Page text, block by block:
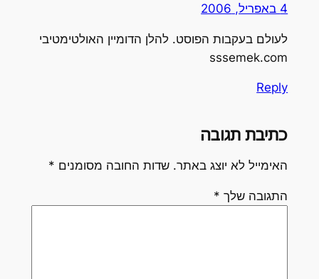
4 באפריל, 2006
לעולם בעקבות הפוסט. להלן הדומיין האולטימטיבי
sssemek.com
Reply
כתיבת תגובה
האימייל לא יוצג באתר. שדות החובה מסומנים *
התגובה שלך *